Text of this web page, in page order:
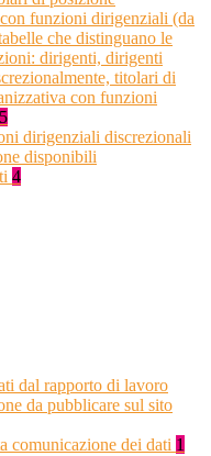
funzioni dirigenziali (da
che distinguano le
dirigenti, dirigenti
titolari di
con funzioni
dirigenziali discrezionali
disponibili
4
dal rapporto di lavoro
da pubblicare sul sito
comunicazione dei dati 1